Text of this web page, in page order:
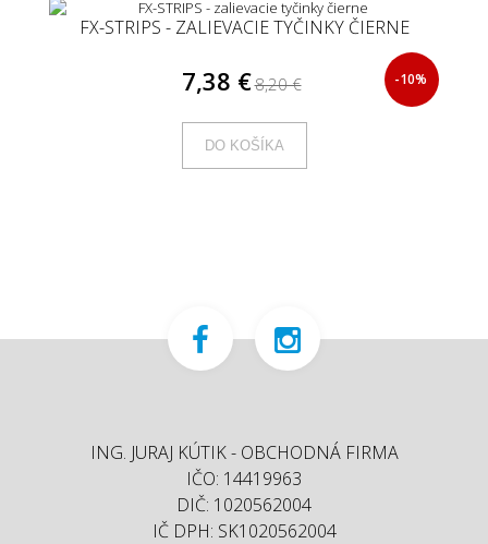
FX-STRIPS - ZALIEVACIE TYČINKY ČIERNE
7,38 €8,20 € -10%
DO KOŠÍKA
ING. JURAJ KÚTIK - OBCHODNÁ FIRMA
IČO: 14419963
DIČ: 1020562004
IČ DPH: SK1020562004